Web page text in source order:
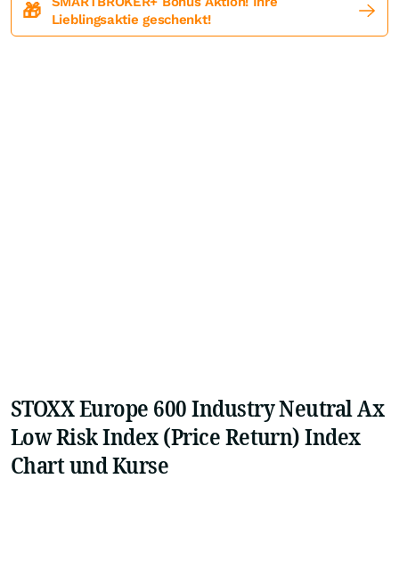
🎁
Lieblingsaktie geschenkt!
STOXX Europe 600 Industry Neutral Ax
Low Risk Index (Price Return) Index
Chart und Kurse